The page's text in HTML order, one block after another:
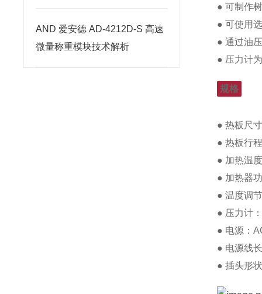
AND 爱安德 AD-4212D-S 高速
微量称重模块技术解析
● 可制作
● 可使用
● 通过油
● 压力计
规格
● 热板尺
● 热板行
● 加热温
● 加热器
● 温度调
● 压力计
● 电源：
● 电源线
● 插头形